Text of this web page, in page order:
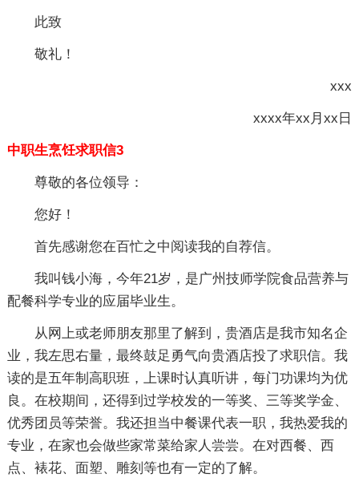
此致
敬礼！
xxx
xxxx年xx月xx日
中职生烹饪求职信3
尊敬的各位领导：
您好！
首先感谢您在百忙之中阅读我的自荐信。
我叫钱小海，今年21岁，是广州技师学院食品营养与
配餐科学专业的应届毕业生。
从网上或老师朋友那里了解到，贵酒店是我市知名企
业，我左思右量，最终鼓足勇气向贵酒店投了求职信。我
读的是五年制高职班，上课时认真听讲，每门功课均为优
良。在校期间，还得到过学校发的一等奖、三等奖学金、
优秀团员等荣誉。我还担当中餐课代表一职，我热爱我的
专业，在家也会做些家常菜给家人尝尝。在对西餐、西
点、裱花、面塑、雕刻等也有一定的了解。